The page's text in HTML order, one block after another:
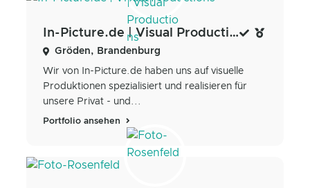
In-Picture.de | Visual Productions
Gröden, Brandenburg
Wir von In-Picture.de haben uns auf visuelle
Produktionen spezialisiert und realisieren für
unsere Privat - und...
Portfolio ansehen